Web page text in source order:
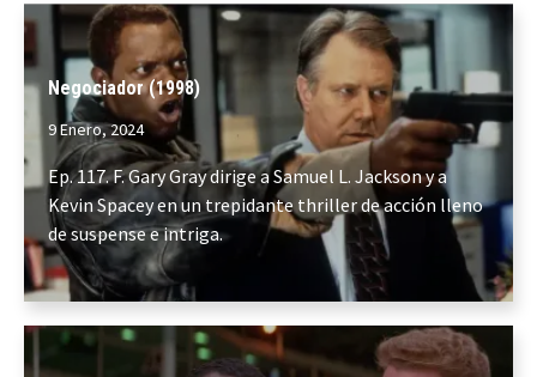
Negociador (1998)
9 Enero, 2024
Ep. 117. F. Gary Gray dirige a Samuel L. Jackson y a
Kevin Spacey en un trepidante thriller de acción lleno
de suspense e intriga.